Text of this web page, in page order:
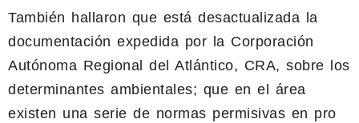
También hallaron que está desactualizada la
documentación expedida por la Corporación
Autónoma Regional del Atlántico, CRA, sobre los
determinantes ambientales; que en el área
existen una serie de normas permisivas en pro